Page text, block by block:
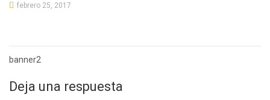
febrero 25, 2017
Navegación
entradas
banner2
Deja una respuesta